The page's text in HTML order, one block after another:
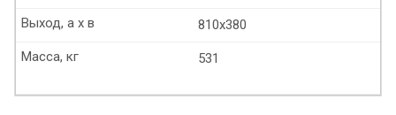
810х380
Выход, а х в
531
Масса, кг